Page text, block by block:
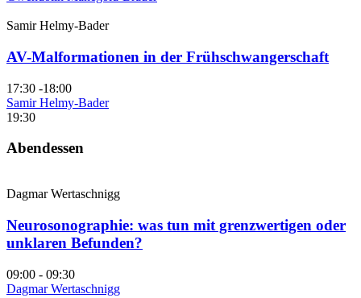
Samir Helmy-Bader
AV-Malformationen in der Frühschwangerschaft
17:30 -18:00
Samir Helmy-Bader
19:30
Abendessen
Dagmar Wertaschnigg
Neurosonographie: was tun mit grenzwertigen oder
unklaren Befunden?
09:00 - 09:30
Dagmar Wertaschnigg